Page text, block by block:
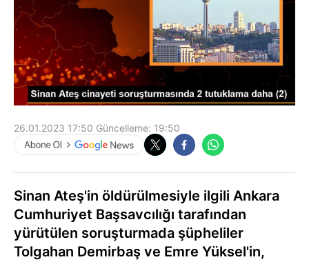
26.01.2023 17:50 Güncelleme: 19:50
Sinan Ateş'in öldürülmesiyle ilgili Ankara
Cumhuriyet Başsavcılığı tarafından
yürütülen soruşturmada şüpheliler
Tolgahan Demirbaş ve Emre Yüksel'in,